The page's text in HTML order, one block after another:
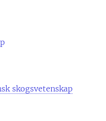
skogsvetenskap